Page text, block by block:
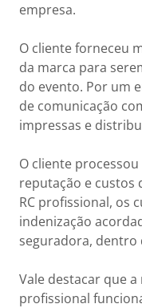
empresa.
O cliente forneceu
da marca para
do evento. Por um
de comunicação
impressas e
O cliente
reputação e custos
RC profissional, os
indenização
seguradora, dentro
Vale destacar que
profissional